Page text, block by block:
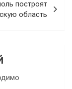
построят
область